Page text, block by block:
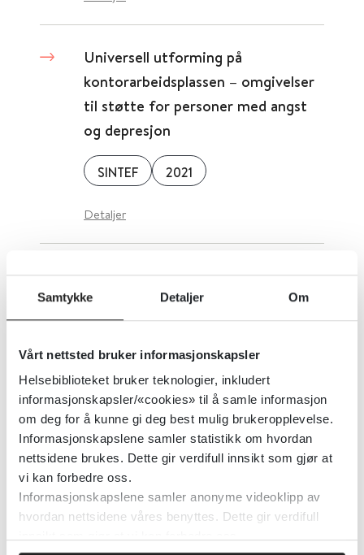
Samtykke Detaljer Om
Vårt nettsted bruker informasjonskapsler
Helsebiblioteket bruker teknologier, inkludert
informasjonskapsler/«cookies» til å samle informasjon
om deg for å kunne gi deg best mulig brukeropplevelse.
Informasjonskapslene samler statistikk om hvordan
nettsidene brukes. Dette gir verdifull innsikt som gjør at
vi kan forbedre oss.
Informasjonskapslene samler anonyme videoklipp av
hvordan nettsidene våres benyttes. Dette gir verdifull
Universell utforming på
kontorarbeidsplassen – omgivelser
til støtte for personer med angst
og depresjon
SINTEF 2021
Detaljer
Ungsinn
Universitetet i Tromsø
Detaljer
UngFunk
Unge funksjonshemmede
Detaljer